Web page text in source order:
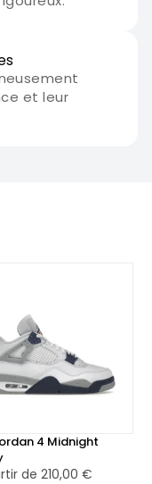
et leur
4 Midnight
de 210,00 €